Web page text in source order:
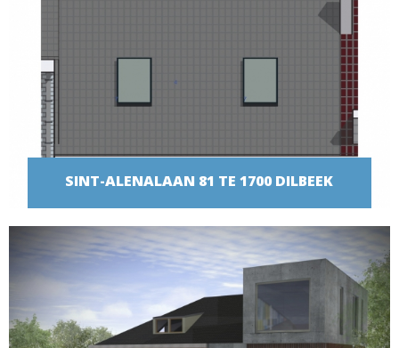
SINT-ALENALAAN 81 TE 1700 DILBEEK
BEKIJK PROJECT